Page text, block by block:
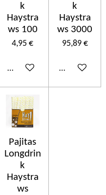
k
Haystra
ws 100
4,95 €
Añadir al carrito
k
Haystra
ws 3000
95,89 €
Añadir al
Pajitas
Longdrin
k
Haystra
ws